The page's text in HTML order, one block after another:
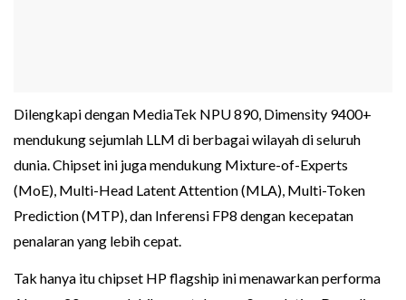
Dilengkapi dengan MediaTek NPU 890, Dimensity 9400+
mendukung sejumlah LLM di berbagai wilayah di seluruh
dunia. Chipset ini juga mendukung Mixture-of-Experts
(MoE), Multi-Head Latent Attention (MLA), Multi-Token
Prediction (MTP), dan Inferensi FP8 dengan kecepatan
penalaran yang lebih cepat.
Tak hanya itu chipset HP flagship ini menawarkan performa